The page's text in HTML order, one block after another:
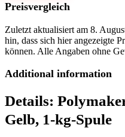
Preisvergleich
Zuletzt aktualisiert am 8.
hin, dass sich hier angezeigte
können. Alle Angaben ohne
Additional information
Details:
Gelb, 1-kg-Spule